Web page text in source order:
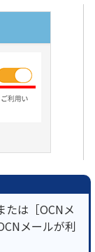
たは［OCNメ
メールが利